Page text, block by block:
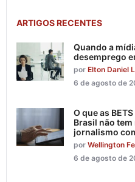
ARTIGOS RECENTES
Quando a
desemprego
por Elton Daniel
6 de agosto de
O que as
Brasil não tem
jornalismo
por Wellington
6 de agosto de